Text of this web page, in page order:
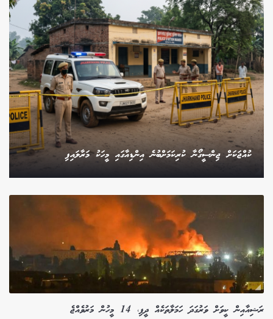
ކުއްޖަކަށް ޖިންސީގޯނާ ކުރިކަމަށްބުނެ އިންޑިއާގައި މީހަކު މަރާލައިފި
ރަޝިއާއިން ކީވަށް ވަރުގަދަ ހަމަލާތަކެއް ދީފި، 14 މީހުން މަރުވެއްޖެ